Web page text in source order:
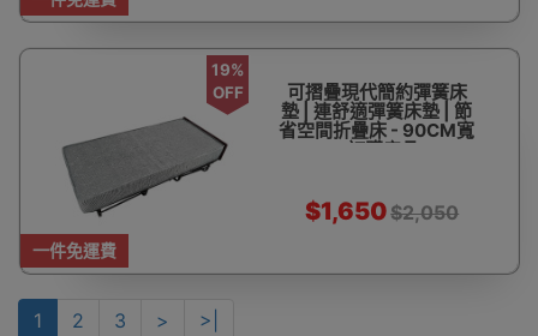
一件免運費
19%
OFF
可摺疊現代簡約彈簧床
墊 | 連舒適彈簧床墊 | 節
省空間折疊床 - 90CM寬
- 訂購產品
$1,650$2,050
1 2 3 >
>|